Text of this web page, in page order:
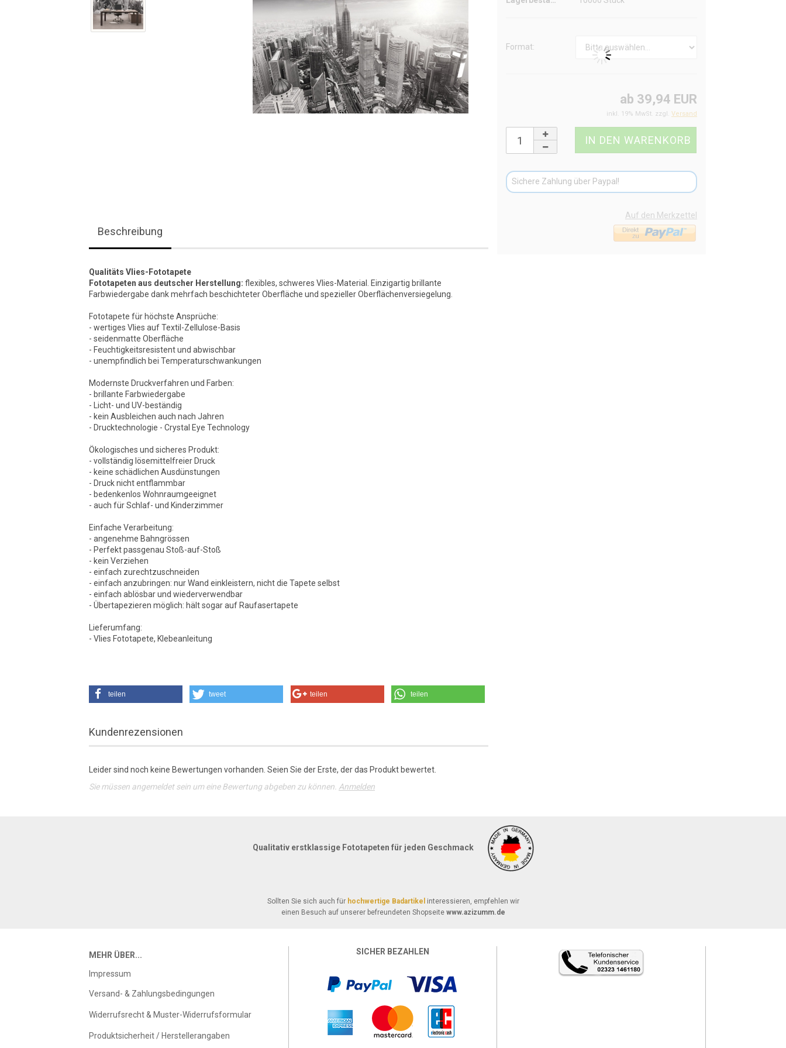
Format:
ab 39,94 EUR
inkl. 19% MwSt. zzgl. Versand
Sichere Zahlung über Paypal!
Auf den Merkzettel
Beschreibung
Qualitäts Vlies-Fototapete
Fototapeten aus deutscher Herstellung: flexibles, schweres Vlies-Material. Einzigartig brillante
Farbwiedergabe dank mehrfach beschichteter Oberfläche und spezieller Oberflächenversiegelung.
Fototapete für höchste Ansprüche:
- wertiges Vlies auf Textil-Zellulose-Basis
- seidenmatte Oberfläche
- Feuchtigkeitsresistent und abwischbar
- unempfindlich bei Temperaturschwankungen
Modernste Druckverfahren und Farben:
- brillante Farbwiedergabe
- Licht- und UV-beständig
- kein Ausbleichen auch nach Jahren
- Drucktechnologie - Crystal Eye Technology
Ökologisches und sicheres Produkt:
- vollständig lösemittelfreier Druck
- keine schädlichen Ausdünstungen
- Druck nicht entflammbar
- bedenkenlos Wohnraumgeeignet
- auch für Schlaf- und Kinderzimmer
Einfache Verarbeitung:
- angenehme Bahngrössen
- Perfekt passgenau Stoß-auf-Stoß
- kein Verziehen
- einfach zurechtzuschneiden
- einfach anzubringen: nur Wand einkleistern, nicht die Tapete selbst
- einfach ablösbar und wiederverwendbar
- Übertapezieren möglich: hält sogar auf Raufasertapete
Lieferumfang:
- Vlies Fototapete, Klebeanleitung
teilen tweet teilen teilen
Kundenrezensionen
Leider sind noch keine Bewertungen vorhanden. Seien Sie der Erste, der das Produkt bewertet.
Sie müssen angemeldet sein um eine Bewertung abgeben zu können. Anmelden
Qualitativ erstklassige Fototapeten für jeden Geschmack
Sollten Sie sich auch für hochwertige Badartikel interessieren, empfehlen wir
einen Besuch auf unserer befreundeten Shopseite www.azizumm.de
MEHR ÜBER...
Impressum
Versand- & Zahlungsbedingungen
Widerrufsrecht & Muster-Widerrufsformular
Produktsicherheit / Herstellerangaben
SICHER BEZAHLEN